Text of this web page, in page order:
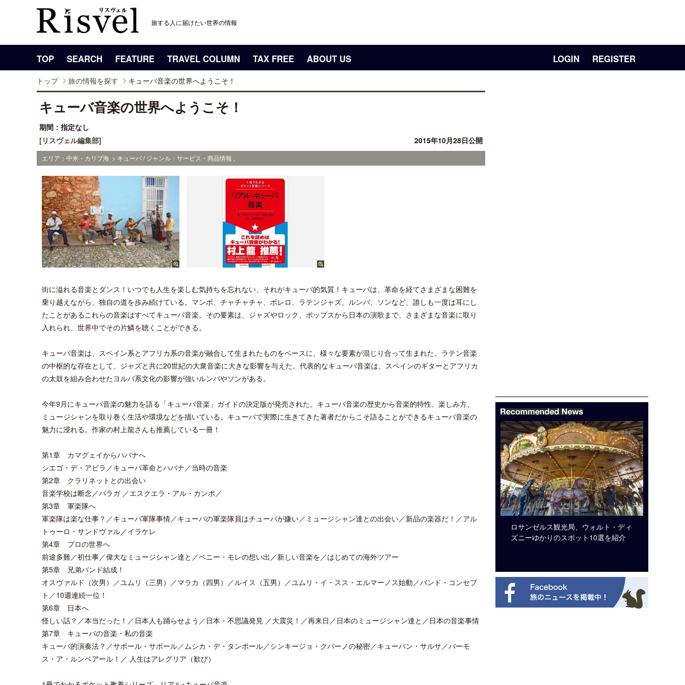
旅する人に届けたい世界の情報
TOP SEARCH FEATURE TRAVEL COLUMN TAX FREE ABOUT US LOGIN REGISTER
トップ 旅の情報を探す キューバ音楽の世界へようこそ！
キューバ音楽の世界へようこそ！
期間：指定なし
[リスヴェル編集部]
2015年10月28日公開
エリア：中米・カリブ海 > キューバ / ジャンル：サービス・商品情報 ,
街に溢れる音楽とダンス！いつでも人生を楽しむ気持ちを忘れない、それがキューバ的気質！キューバは、革命を経てさまざまな困難を
乗り越えながら、独自の道を歩み続けている。マンボ、チャチャチャ、ボレロ、ラテンジャズ、ルンバ、ソンなど、誰しも一度は耳にし
たことがあるこれらの音楽はすべてキューバ音楽。その要素は、ジャズやロック、ポップスから日本の演歌まで、さまざまな音楽に取り
入れられ、世界中でその片鱗を聴くことができる。
キューバ音楽は、スペイン系とアフリカ系の音楽が融合して生まれたものをベースに、様々な要素が混じり合って生まれた。ラテン音楽
の中枢的な存在として、ジャズと共に20世紀の大衆音楽に大きな影響を与えた。代表的なキューバ音楽は、スペインのギターとアフリカ
の太鼓を組み合わせたヨルバ系文化の影響が強いルンバやソンがある。
今年9月にキューバ音楽の魅力を語る「キューバ音楽」ガイドの決定版が発売された。キューバ音楽の歴史から音楽的特性、楽しみ方、
ミュージシャンを取り巻く生活や環境などを描いている。キューバで実際に生きてきた著者だからこそ語ることができるキューバ音楽の
魅力に浸れる。作家の村上龍さんも推薦している一冊！
第1章 カマグェイからハバナへ
シエゴ・デ・アビラ／キューバ革命とハバナ／当時の音楽
第2章 クラリネットとの出会い
音楽学校は断念／パラガ ／エスクエラ・アル・カンポ／
第3章 軍楽隊へ
軍楽隊は楽な仕事？／キューバ軍隊事情／キューバの軍楽隊員はチューバが嫌い／ミュージシャン達との出会い／新品の楽器だ！／アル
トゥーロ・サンドヴァル／イラケレ
第4章 プロの世界へ
前途多難／初仕事／偉大なミュージシャン達と／ベニー・モレの想い出／新しい音楽を／はじめての海外ツアー
第5章 兄弟バンド結成！
オスヴァルド（次男）／ユムリ（三男）／マラカ（四男）／ルイス（五男）／ユムリ・イ・スス・エルマーノス始動／バンド・コンセプ
ト／10週連続一位！
第6章 日本へ
怪しい話？／本当だった！／日本人も踊らせよう／日本・不思議発見 ／大震災！／再来日／日本のミュージシャン達と／日本の音楽事情
第7章 キューバの音楽・私の音楽
キューバ的演奏法？／サボール・サボール／ムシカ・デ・タンボール／シンキージョ・クバーノの秘密／キューバン・サルサ／バーモ
ス・ア・ルンベアール！／ 人生はアレグリア（歓び）
ロサンゼルス観光局、ウォルト・ディ
ズニーゆかりのスポット10選を紹介